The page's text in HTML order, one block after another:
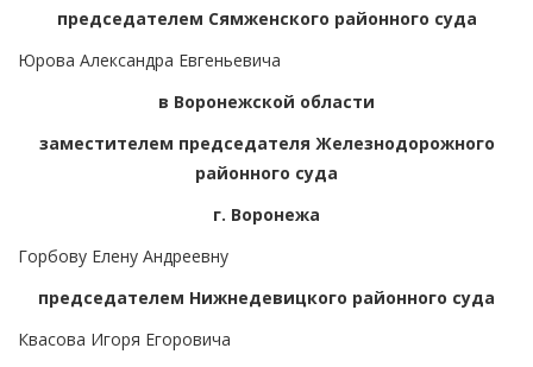
председателем Сямженского районного суда
Юрова Александра Евгеньевича
в Воронежской области
заместителем председателя Железнодорожного
районного суда
г. Воронежа
Горбову Елену Андреевну
председателем Нижнедевицкого районного суда
Квасова Игоря Егоровича